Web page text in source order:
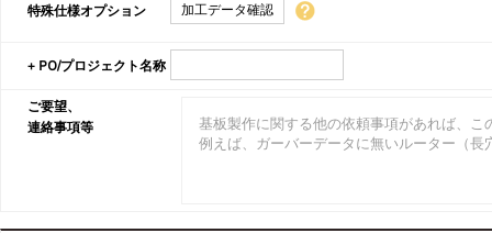
特殊仕様オプション 加工データ確認
+ PO/プロジェクト名称
ご要望、
連絡事項等